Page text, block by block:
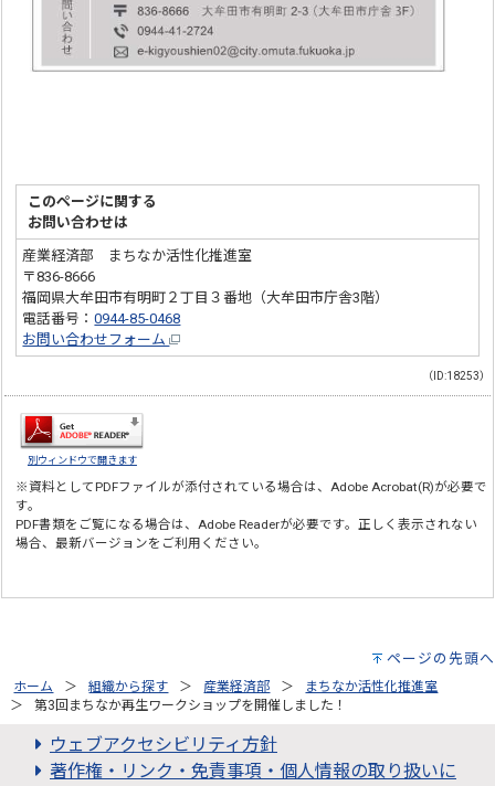
このページに関する
お問い合わせは
産業経済部 まちなか活性化推進室
〒836-8666
福岡県大牟田市有明町２丁目３番地（大牟田市庁舎3階）
電話番号：0944-85-0468
お問い合わせフォーム
（ID:18253）
別ウィンドウで開きます
※資料としてPDFファイルが添付されている場合は、Adobe Acrobat(R)が必要で
す。
PDF書類をご覧になる場合は、Adobe Readerが必要です。正しく表示されない
場合、最新バージョンをご利用ください。
ページの先頭へ
ホーム 組織から探す 産業経済部
まちなか活性化推進室
第3回まちなか再生ワークショップを開催しました！
ウェブアクセシビリティ方針
著作権・リンク・免責事項・個人情報の取り扱いに